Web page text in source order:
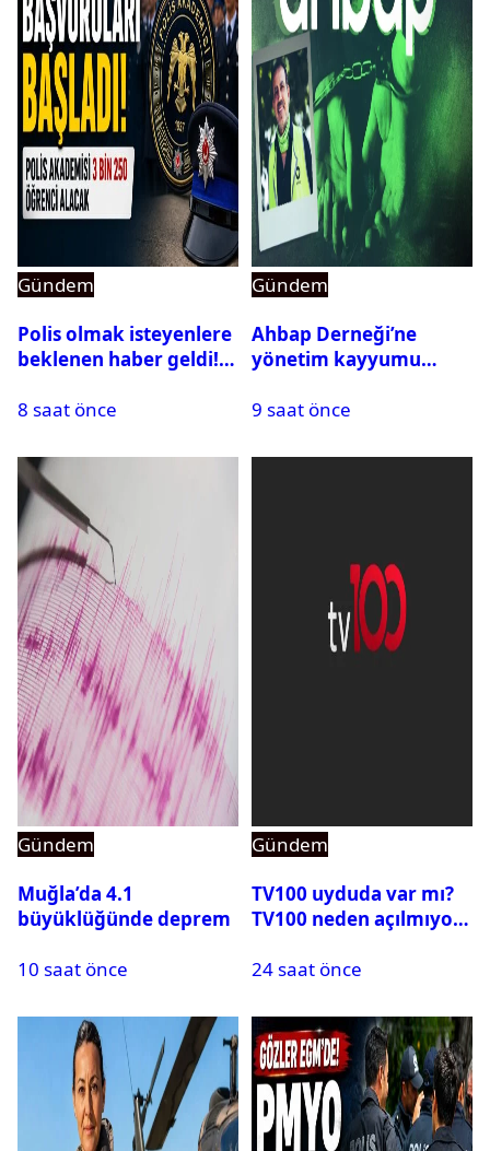
Gündem
Polis olmak isteyenlere
beklenen haber geldi!
8 saat önce
Gündem
Ahbap Derneği’ne
yönetim kayyumu
açıldı
9 saat önce
Gündem
Muğla’da 4.1
büyüklüğünde deprem
10 saat önce
Gündem
TV100 uyduda var mı?
TV100 neden açılmıyor?
24 saat önce